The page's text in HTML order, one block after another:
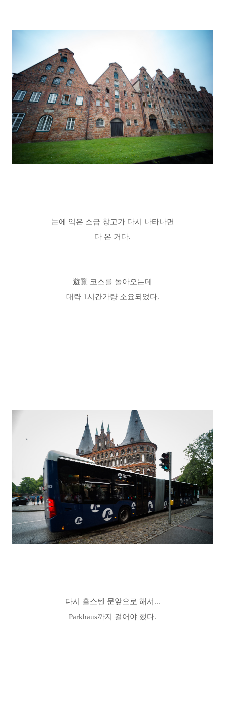
눈에 익은 소금 창고가 다시 나타나면
다 온 거다.
遊覽 코스를 돌아오는데
대략 1시간가량 소요되었다.
다시 홀스텐 문앞으로 해서...
Parkhaus까지 걸어야 했다.